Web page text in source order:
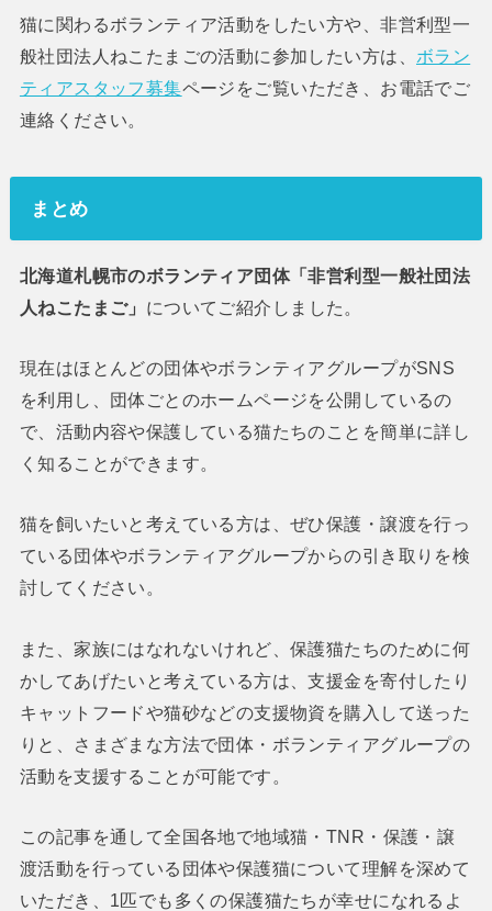
猫に関わるボランティア活動をしたい方や、非営利型一
般社団法人ねこたまごの活動に参加したい方は、 ボラン
ティアスタッフ募集ページをご覧いただき、お電話でご
連絡ください。
まとめ
北海道札幌市のボランティア団体「非営利型一般社団法
人ねこたまご」 についてご紹介しました。
現在はほとんどの団体やボランティアグループがSNS
を利用し、団体ごとのホームページを公開しているの
で、活動内容や保護している猫たちのことを簡単に詳し
く知ることができます。
猫を飼いたいと考えている方は、ぜひ保護・譲渡を行っ
ている団体やボランティアグループからの引き取りを検
討してください。
また、家族にはなれないけれど、保護猫たちのために何
かしてあげたいと考えている方は、支援金を寄付したり
キャットフードや猫砂などの支援物資を購入して送った
りと、さまざまな方法で団体・ボランティアグループの
活動を支援することが可能です。
この記事を通して全国各地で地域猫・TNR・保護・譲
渡活動を行っている団体や保護猫について理解を深めて
いただき、1匹でも多くの保護猫たちが幸せになれるよ